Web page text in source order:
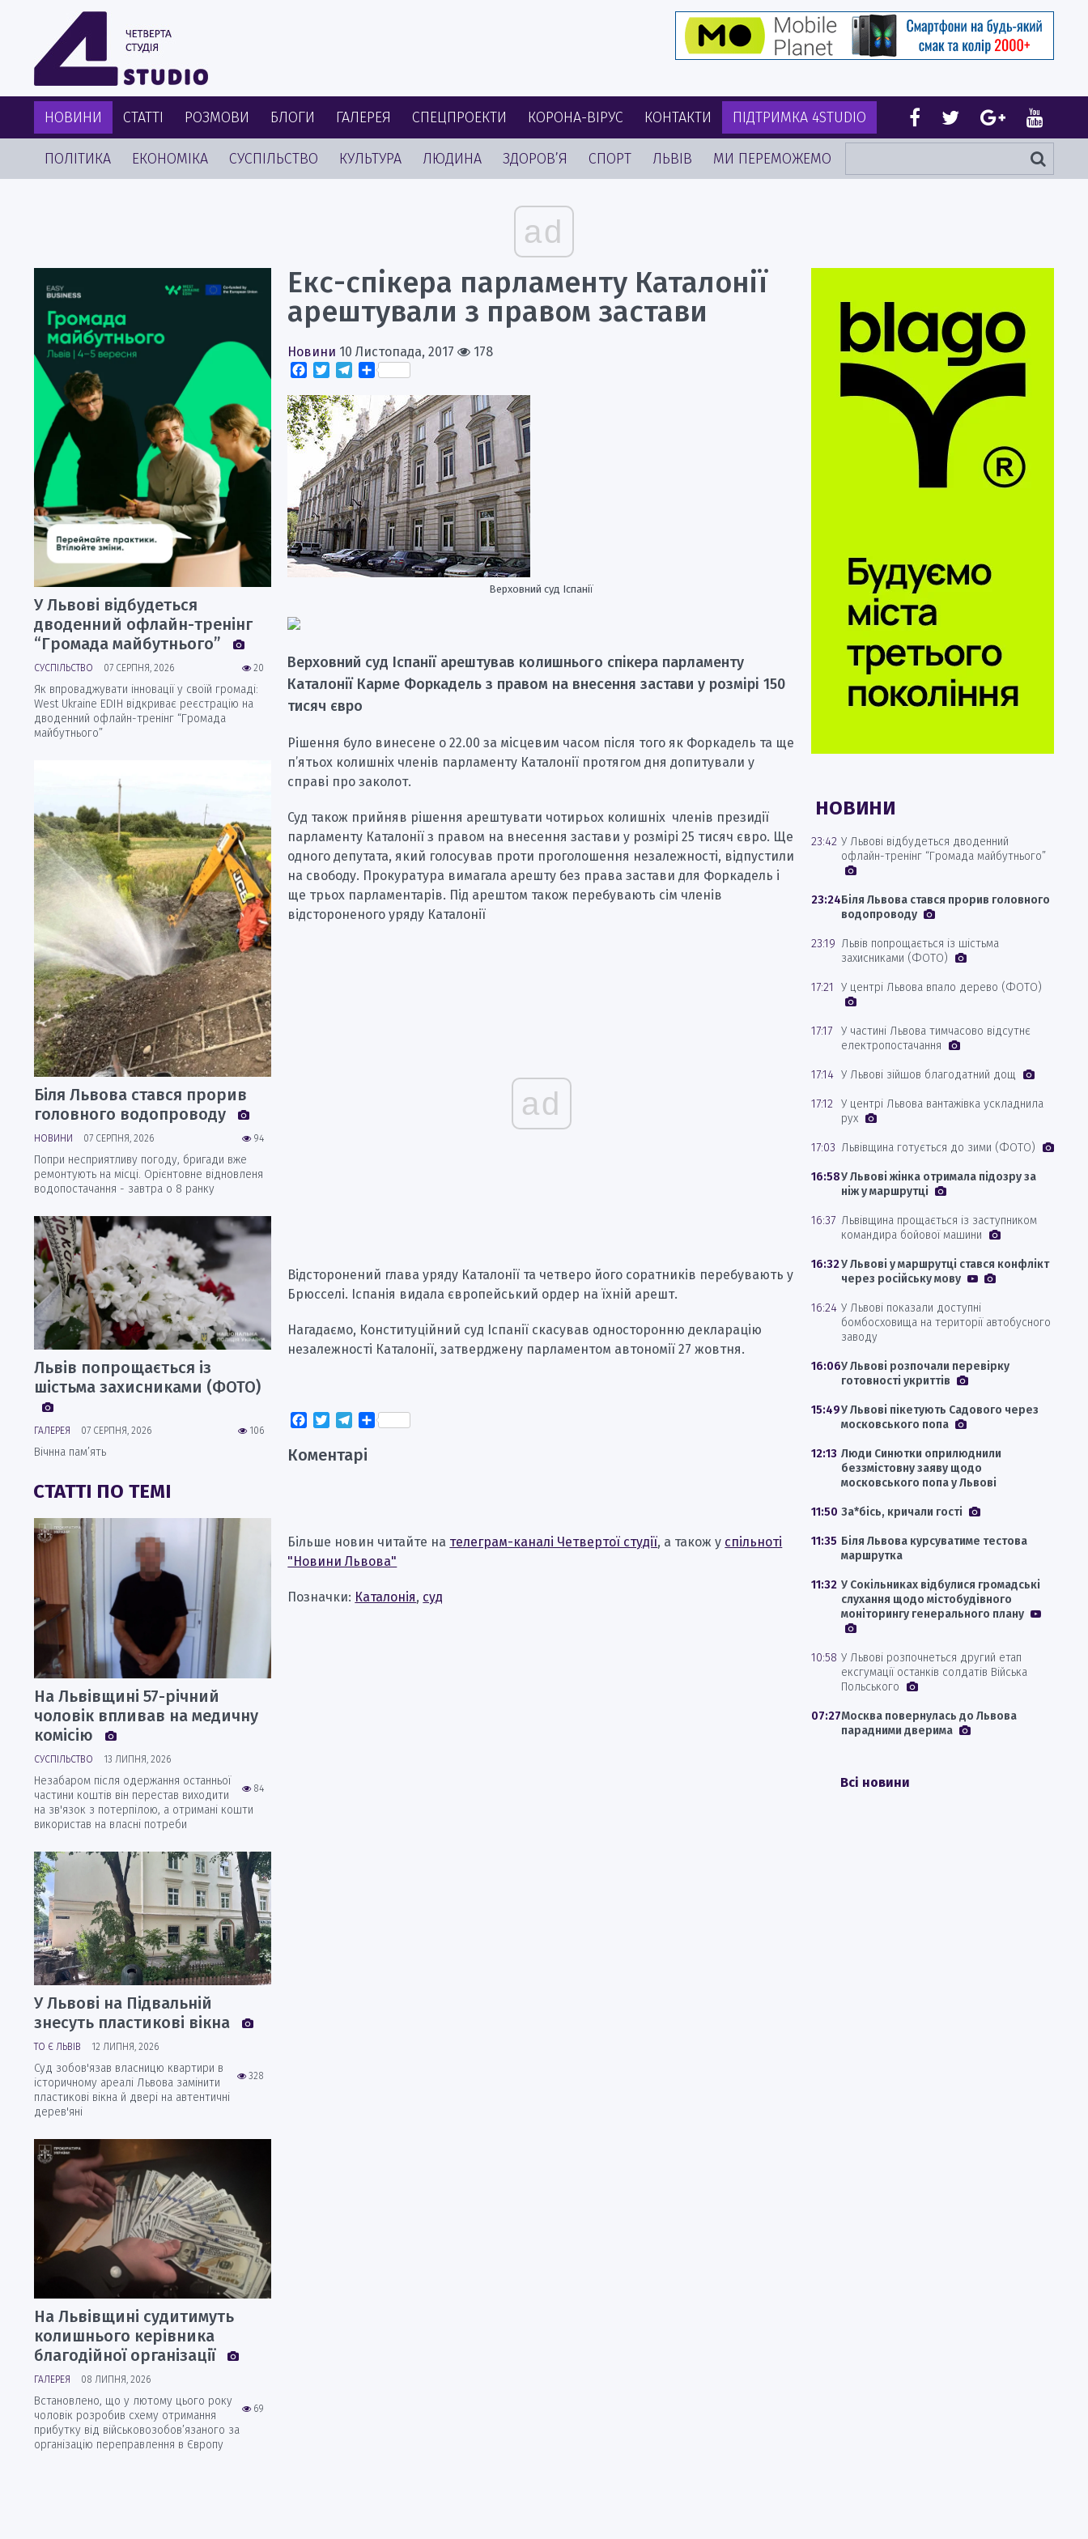
НОВИНИ СТАТТІ РОЗМОВИ БЛОГИ ГАЛЕРЕЯ СПЕЦПРОЕКТИ КОРОНА-ВІРУС КОНТАКТИ ПІДТРИМКА 4STUDIO
ПОЛІТИКА ЕКОНОМІКА СУСПІЛЬСТВО КУЛЬТУРА ЛЮДИНА ЗДОРОВ’Я СПОРТ ЛЬВІВ МИ ПЕРЕМОЖЕМО
ad
Екс-спікера парламенту Каталонії
арештували з правом застави
Новини 10 Листопада, 2017
178
Facebook
TwitterTelegram
Поділитися
Верховний суд Іспанії
Верховний суд Іспанії арештував колишнього спікера парламенту
Каталонії Карме Форкадель з правом на внесення застави у розмірі 150
тисяч євро
Рішення було винесене о 22.00 за місцевим часом після того як Форкадель та ще
п’ятьох колишніх членів парламенту Каталонії протягом дня допитували у
справі про заколот.
Суд також прийняв рішення арештувати чотирьох колишніх членів президії
парламенту Каталонії з правом на внесення застави у розмірі 25 тисяч євро. Ще
одного депутата, який голосував проти проголошення незалежності, відпустили
на свободу. Прокуратура вимагала арешту без права застави для Форкадель і
ще трьох парламентарів. Під арештом також перебувають сім членів
відстороненого уряду Каталонії
ad
Відсторонений глава уряду Каталонії та четверо його соратників перебувають у
Брюсселі. Іспанія видала європейський ордер на їхній арешт.
Нагадаємо, Конституційний суд Іспанії скасував односторонню декларацію
незалежності Каталонії, затверджену парламентом автономії 27 жовтня.
Facebook
TwitterTelegram
Поділитися
Коментарі
Більше новин читайте на телеграм-каналі Четвертої студії, а також у спільноті
"Новини Львова"
Позначки: Каталонія, суд
У Львові відбудеться
дводенний офлайн-тренінг
“Громада майбутнього”
20
СУСПІЛЬСТВО 07 СЕРПНЯ, 2026
Як впроваджувати інновації у своїй громаді:
West Ukraine EDIH відкриває реєстрацію на
дводенний офлайн-тренінг “Громада
майбутнього”
Біля Львова стався прорив
головного водопроводу
94
НОВИНИ 07 СЕРПНЯ, 2026
Попри несприятливу погоду, бригади вже
ремонтують на місці. Орієнтовне відновленя
водопостачання - завтра о 8 ранку
Львів попрощається із
шістьма захисниками (ФОТО)
106
ГАЛЕРЕЯ 07 СЕРПНЯ, 2026
Вічнна пам’ять
СТАТТІ ПО ТЕМІ
На Львівщині 57-річний
чоловік впливав на медичну
комісію
СУСПІЛЬСТВО 13 ЛИПНЯ, 2026
84
Незабаром після одержання останньої
частини коштів він перестав виходити
на зв'язок з потерпілою, а отримані кошти
використав на власні потреби
У Львові на Підвальній
знесуть пластикові вікна
ТО Є ЛЬВІВ 12 ЛИПНЯ, 2026
328
Суд зобов'язав власницю квартири в
історичному ареалі Львова замінити
пластикові вікна й двері на автентичні
дерев'яні
На Львівщині судитимуть
колишнього керівника
благодійної організації
ГАЛЕРЕЯ 08 ЛИПНЯ, 2026
69
Встановлено, що у лютому цього року
чоловік розробив схему отримання
прибутку від військовозобов’язаного за
організацію переправлення в Європу
НОВИНИ
23:42 У Львові відбудеться дводенний
офлайн-тренінг “Громада майбутнього”
23:24Біля Львова стався прорив головного
водопроводу
23:19 Львів попрощається із шістьма
захисниками (ФОТО)
17:21 У центрі Львова впало дерево (ФОТО)
17:17
У частині Львова тимчасово відсутнє
електропостачання
17:14 У Львові зійшов благодатний дощ
17:12 У центрі Львова вантажівка ускладнила
рух
17:03 Львівщина готується до зими (ФОТО)
16:58У Львові жінка отримала підозру за
ніж у маршрутці
16:37 Львівщина прощається із заступником
командира бойової машини
16:32У Львові у маршрутці стався конфлікт
через російську мову
16:24 У Львові показали доступні
бомбосховища на території автобусного
заводу
16:06У Львові розпочали перевірку
готовності укриттів
15:49У Львові пікетують Садового через
московського попа
12:13 Люди Синютки оприлюднили
беззмістовну заяву щодо
московського попа у Львові
11:50 За*бісь, кричали гості
11:35 Біля Львова курсуватиме тестова
маршрутка
11:32 У Сокільниках відбулися громадські
слухання щодо містобудівного
моніторингу генерального плану
10:58 У Львові розпочнеться другий етап
ексгумації останків солдатів Війська
Польського
07:27Москва повернулась до Львова
парадними дверима
Всі новини